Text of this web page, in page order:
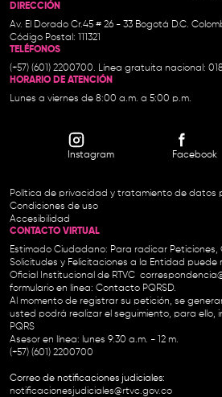
DIRECCIÓN
Av. El Dorado Cr.45 # 26 - 33 Bogotá D.C.
Código Postal: 111321
TELÉFONOS
(+57) (601) 2200700. Línea gratuita nacional:
HORARIO DE ATENCIÓN
Lunes a viernes de 8:00 a.m. a 5:00 p.m.
Instagram Facebook
Política de privacidad y tratamiento de datos
Condiciones de uso
Accesibilidad
CONTACTO VIRTUAL
Estimado Ciudadano: Para radicar Peticiones,
Solicitudes y Felicitaciones a la Entidad puede
Oficial Institucional de RTVC
formulario en línea: Contacto PQRSD.
Al momento de registrar su petición, se
usted podrá realizar el seguimiento, para ello,
PQRS
Asesor en línea: lunes 9:30 a.m. - 12 m.
(+57) (601) 2200700
Correo de notificaciones judiciales:
notificacionesjudiciales@rtvc.gov.co